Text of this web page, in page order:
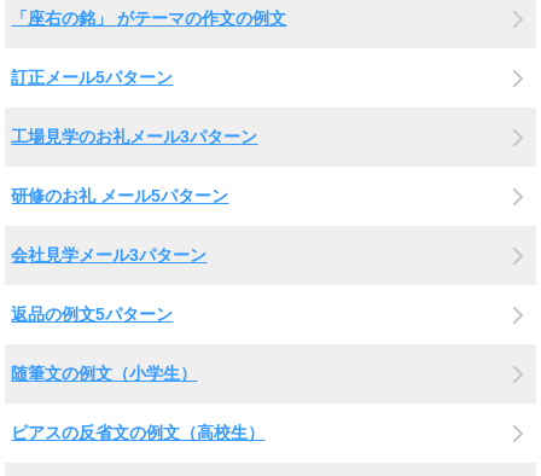
「座右の銘」 がテーマの作文の例文
訂正メール5パターン
工場見学のお礼メール3パターン
研修のお礼 メール5パターン
会社見学メール3パターン
返品の例文5パターン
随筆文の例文（小学生）
ピアスの反省文の例文（高校生）